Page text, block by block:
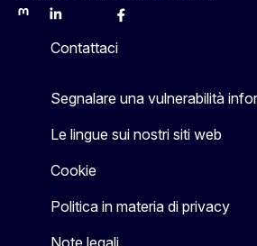
MastodonLinkedInBlueskyFacebook
Contattaci
Segnalare una vulnerabilità
Le lingue sui nostri siti web
Cookie
Politica in materia di privacy
Note legali